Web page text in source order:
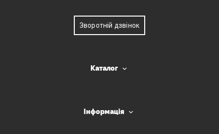
Зворотній дзвінок
Каталог
Інформація